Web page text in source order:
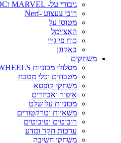
גיבורי על- MARVEL וDC
רובי צעצוע -Nerf
מטוסי על
האצ׳ימל
כוח פי ג׳יי
באקוגן
משחקים
מסלולי מכוניות HOT WHEELS
מטבחים וכלי מטבח
משחקי קופסא
איפור ואביזרים
מכוניות על שלט
משאיות וטרקטורים
רובוטים וטובוטים
ערכות חקר ומדע
משחקי חשיבה